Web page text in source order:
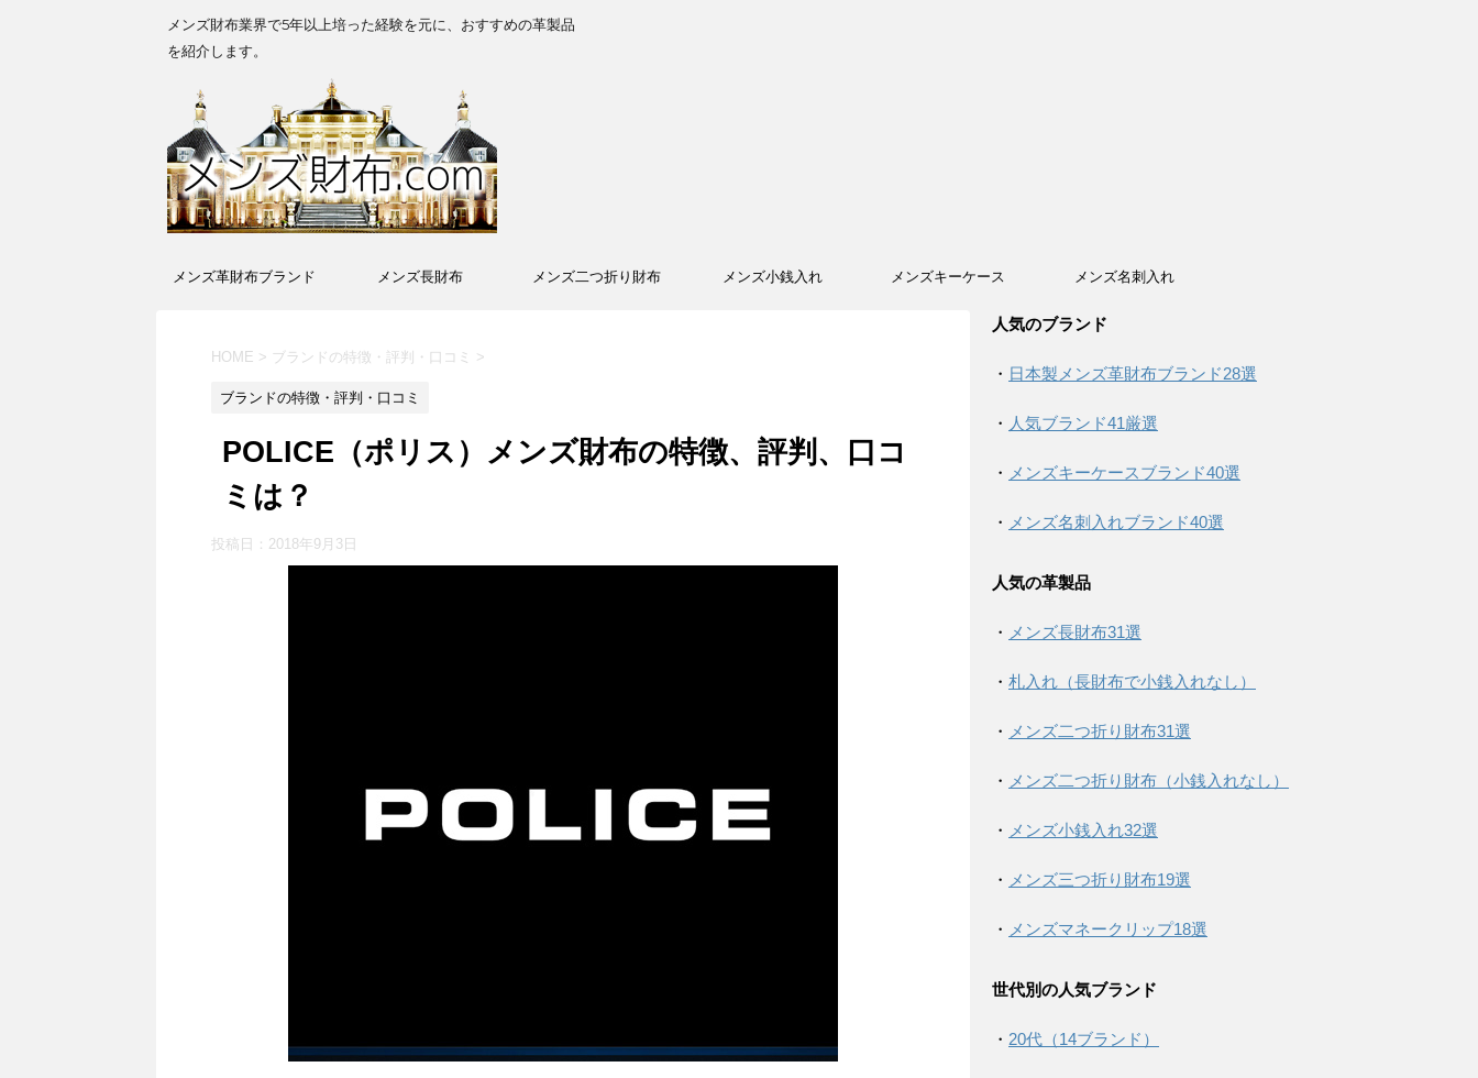
メンズ財布業界で5年以上培った経験を元に、おすすめの革製品
を紹介します。
メンズ革財布ブランド メンズ長財布 メンズ二つ折り財布 メンズ小銭入れ メンズキーケース メンズ名刺入れ
HOME > ブランドの特徴・評判・口コミ >
ブランドの特徴・評判・口コミ
POLICE（ポリス）メンズ財布の特徴、評判、口コ
ミは？
投稿日： 2018年9月3日
人気のブランド
・ 日本製メンズ革財布ブランド28選
・ 人気ブランド41厳選
・ メンズキーケースブランド40選
・ メンズ名刺入れブランド40選
人気の革製品
・ メンズ長財布31選
・ 札入れ（長財布で小銭入れなし）
・ メンズ二つ折り財布31選
・ メンズ二つ折り財布（小銭入れなし）
・ メンズ小銭入れ32選
・ メンズ三つ折り財布19選
・ メンズマネークリップ18選
世代別の人気ブランド
・ 20代（14ブランド）